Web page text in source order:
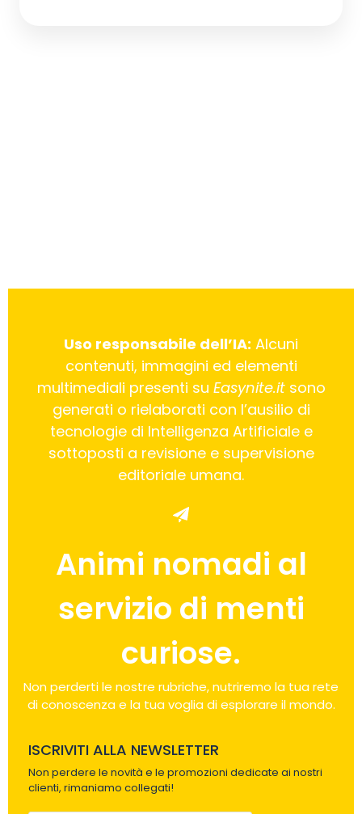
Uso responsabile dell’IA: Alcuni
contenuti, immagini ed elementi
multimediali presenti su Easynite.itsono
generati o rielaborati con l’ausilio di
tecnologie di Intelligenza Artificiale e
sottoposti a revisione e supervisione
editoriale umana.
Animi nomadi al
servizio di menti
curiose.
Non perderti le nostre rubriche, nutriremo la tua rete
di conoscenza e la tua voglia di esplorare il mondo.
ISCRIVITI ALLA NEWSLETTER
Non perdere le novità e le promozioni dedicate ai nostri
clienti, rimaniamo collegati!